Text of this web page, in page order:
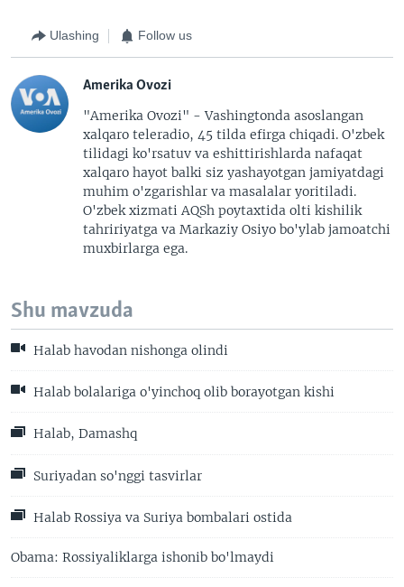
Ulashing Follow us
Amerika Ovozi
"Amerika Ovozi" - Vashingtonda asoslangan
xalqaro teleradio, 45 tilda efirga chiqadi. O'zbek
tilidagi ko'rsatuv va eshittirishlarda nafaqat
xalqaro hayot balki siz yashayotgan jamiyatdagi
muhim o'zgarishlar va masalalar yoritiladi.
O'zbek xizmati AQSh poytaxtida olti kishilik
tahririyatga va Markaziy Osiyo bo'ylab jamoatchi
muxbirlarga ega.
Shu mavzuda
Halab havodan nishonga olindi
Halab bolalariga o'yinchoq olib borayotgan kishi
Halab, Damashq
Suriyadan so'nggi tasvirlar
Halab Rossiya va Suriya bombalari ostida
Obama: Rossiyaliklarga ishonib bo'lmaydi